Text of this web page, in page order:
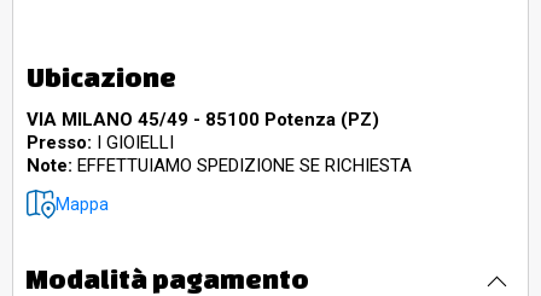
Ubicazione
VIA MILANO 45/49 - 85100 Potenza (PZ)
Presso: I GIOIELLI
Note: EFFETTUIAMO SPEDIZIONE SE RICHIESTA
Mappa
Modalità pagamento